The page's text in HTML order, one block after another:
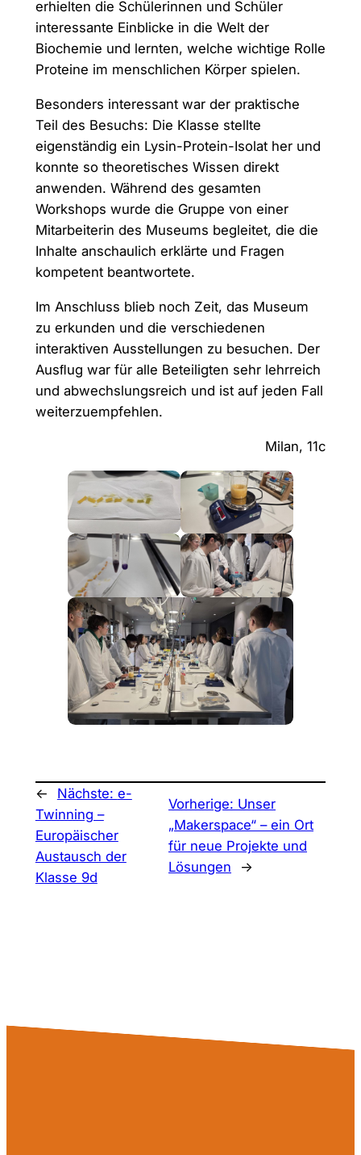
erhielten die Schülerinnen und Schüler
interessante Einblicke in die Welt der
Biochemie und lernten, welche wichtige Rolle
Proteine im menschlichen Körper spielen.
Besonders interessant war der praktische
Teil des Besuchs: Die Klasse stellte
eigenständig ein Lysin-Protein-Isolat her und
konnte so theoretisches Wissen direkt
anwenden. Während des gesamten
Workshops wurde die Gruppe von einer
Mitarbeiterin des Museums begleitet, die die
Inhalte anschaulich erklärte und Fragen
kompetent beantwortete.
Im Anschluss blieb noch Zeit, das Museum
zu erkunden und die verschiedenen
interaktiven Ausstellungen zu besuchen. Der
Ausﬂug war für alle Beteiligten sehr lehrreich
und abwechslungsreich und ist auf jeden Fall
weiterzuempfehlen.
Milan, 11c
← Nächste: e-
Twinning –
Europäischer
Austausch der
Klasse 9d
Vorherige: Unser
„Makerspace“ – ein Ort
für neue Projekte und
Lösungen
→